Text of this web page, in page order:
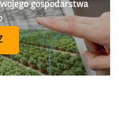
gospodarstwa